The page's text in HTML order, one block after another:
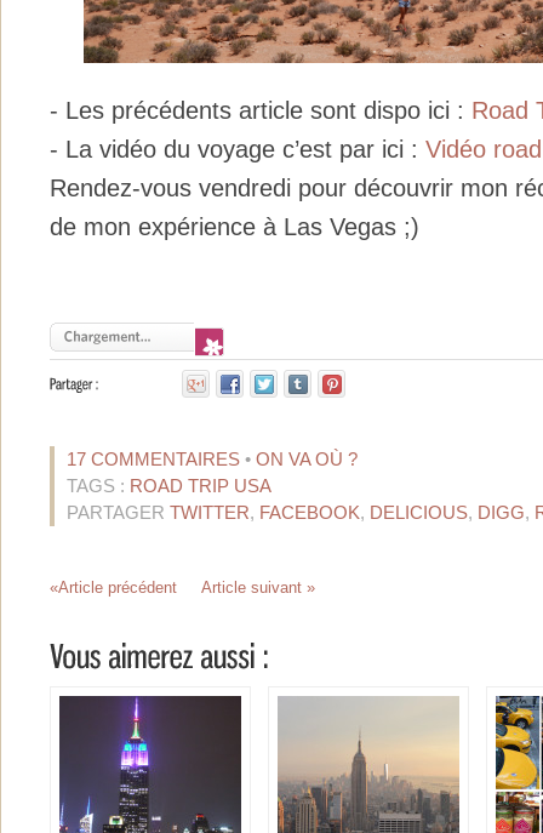
- Les précédents article sont dispo ici : Road
- La vidéo du voyage c’est par ici : Vidéo
Rendez-vous vendredi pour découvrir mon
de mon expérience à Las Vegas ;)
17 COMMENTAIRES • ON VA OÙ ?
TAGS : ROAD TRIP USA
PARTAGER TWITTER, FACEBOOK, DELICIOUS, DIGG,
«Article précédent Article suivant »